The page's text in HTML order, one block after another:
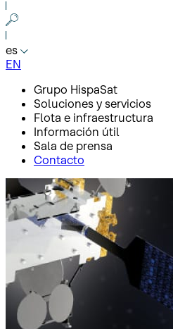
es
EN
Grupo HispaSat
Soluciones y servicios
Flota e infraestructura
Información útil
Sala de prensa
Contacto
Inicio Sala de prensa
Notas de prensa